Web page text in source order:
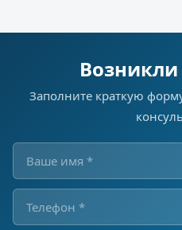
Заполните краткую